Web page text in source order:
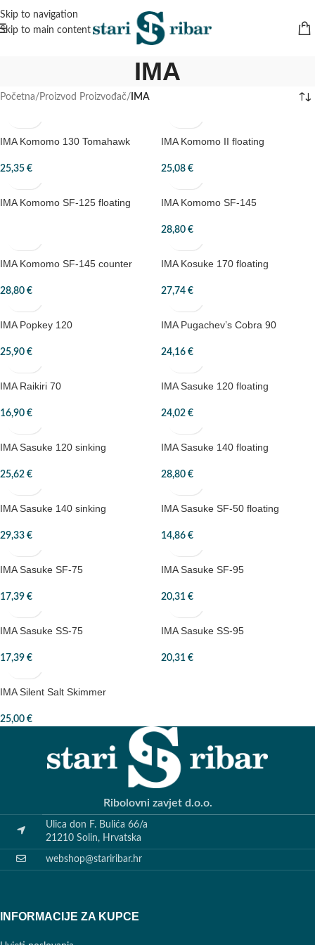
Skip to navigation
Skip to main content
IMA
Početna/ Proizvod Proizvođač/ IMA
IMA Komomo 130 Tomahawk
25,35 €
IMA Komomo II floating
25,08 €
IMA Komomo SF-125 floating IMA Komomo SF-145
28,80 €
IMA Komomo SF-145 counter
28,80 €
IMA Kosuke 170 floating
27,74 €
IMA Popkey 120
25,90 €
IMA Pugachev’s Cobra 90
24,16 €
IMA Raikiri 70
16,90 €
IMA Sasuke 120 floating
24,02 €
IMA Sasuke 120 sinking
25,62 €
IMA Sasuke 140 floating
28,80 €
IMA Sasuke 140 sinking
29,33 €
IMA Sasuke SF-50 floating
14,86 €
IMA Sasuke SF-75
17,39 €
IMA Sasuke SF-95
20,31 €
IMA Sasuke SS-75
17,39 €
IMA Sasuke SS-95
20,31 €
IMA Silent Salt Skimmer
25,00 €
Ribolovni zavjet d.o.o.
Ulica don F. Bulića 66/a
21210 Solin, Hrvatska
webshop@stariribar.hr
INFORMACIJE ZA KUPCE